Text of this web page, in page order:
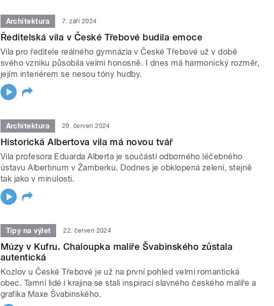
Architektura 7. září 2024
Ředitelská vila v České Třebové budila emoce
Vila pro ředitele reálného gymnázia v České Třebové už v době
svého vzniku působila velmi honosně. I dnes má harmonický rozměr,
jejím interiérem se nesou tóny hudby.
Architektura 29. červen 2024
Historická Albertova vila má novou tvář
Vila profesora Eduarda Alberta je součástí odborného léčebného
ústavu Albertinum v Žamberku. Dodnes je obklopená zelení, stejně
tak jako v minulosti.
Tipy na výlet 22. červen 2024
Múzy v Kufru. Chaloupka malíře Švabinského zůstala
autentická
Kozlov u České Třebové je už na první pohled velmi romantická
obec. Tamní lidé i krajina se stali inspirací slavného českého malíře a
grafika Maxe Švabinského.